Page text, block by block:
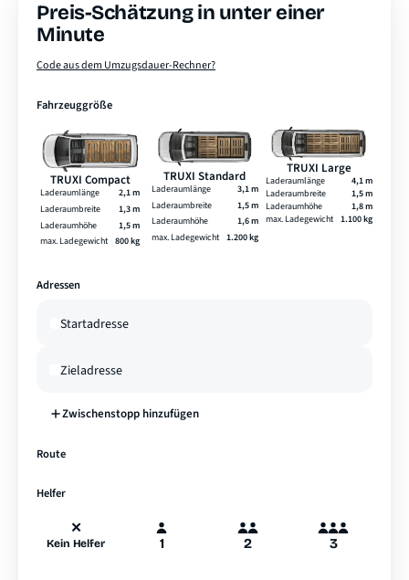
Preis-Schätzung in unter einer
Minute
Code aus dem Umzugsdauer-Rechner?
Fahrzeuggröße
TRUXI Compact
Laderaumlänge
2,1 m
Laderaumbreite
1,3 m
Laderaumhöhe
1,5 m
max. Ladegewicht 800 kg
TRUXI Standard
Laderaumlänge
3,1 m
Laderaumbreite
1,5 m
Laderaumhöhe
1,6 m
max. Ladegewicht
1.200 kg
TRUXI Large
Laderaumlänge
4,1 m
Laderaumbreite
1,5 m
Laderaumhöhe
1,8 m
max. Ladegewicht 1.100 kg
Adressen
Zwischenstopp hinzufügen
Route
Helfer
✕
Kein Helfer 1 2 3